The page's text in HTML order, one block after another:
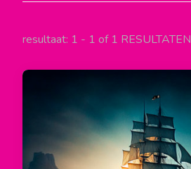
resultaat: 1 - 1 of 1 RESULTATEN